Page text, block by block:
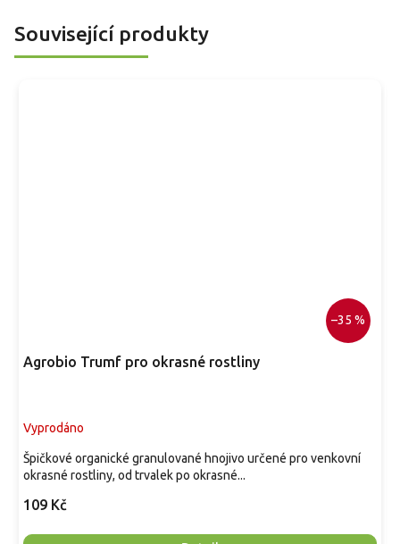
Související produkty
–35 %
Agrobio Trumf pro okrasné rostliny
Vyprodáno
109 Kč
Špičkové organické granulované hnojivo určené pro venkovní
okrasné rostliny, od trvalek po okrasné...